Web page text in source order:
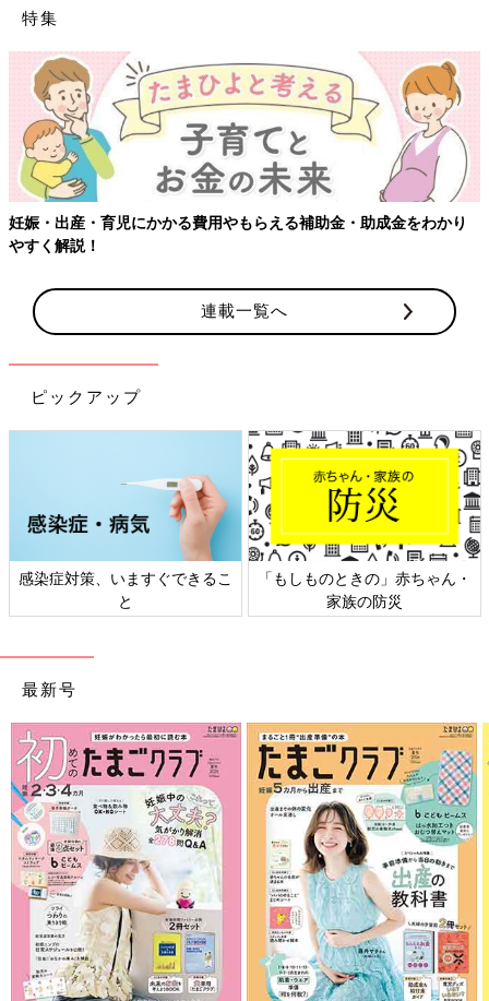
特集
【ワクチン接種できるものも】妊婦の感染症対策、知っておいて！
連載一覧へ
ピックアップ
日本外来小児科学会リーフレッ
ト検討会
六星占術 細木かおりさんの人生
相談
最新号